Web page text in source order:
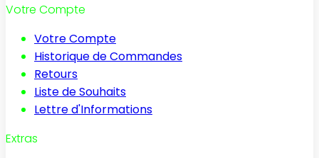
Votre Compte
Votre Compte
Historique de Commandes
Retours
Liste de Souhaits
Lettre d'Informations
Extras